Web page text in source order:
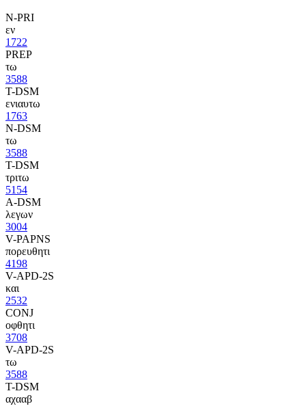
N-PRI
εν
1722
PREP
τω
3588
T-DSM
ενιαυτω
1763
N-DSM
τω
3588
T-DSM
τριτω
5154
A-DSM
λεγων
3004
V-PAPNS
πορευθητι
4198
V-APD-2S
και
2532
CONJ
οφθητι
3708
V-APD-2S
τω
3588
T-DSM
αχααβ